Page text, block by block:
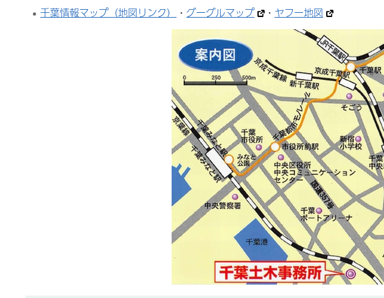
千葉情報マップ（地図リンク）
・ グーグルマップ ・ ヤフー地図